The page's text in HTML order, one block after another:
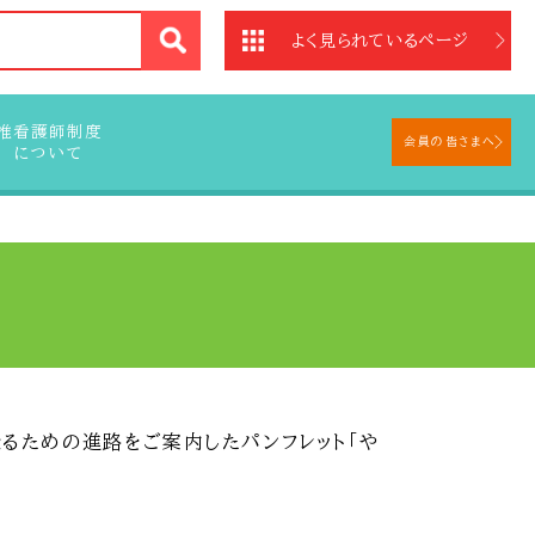
よく見られているページ
看護師制度
について
会員の皆さまへ
めの進路をご案内したパンフレット「や